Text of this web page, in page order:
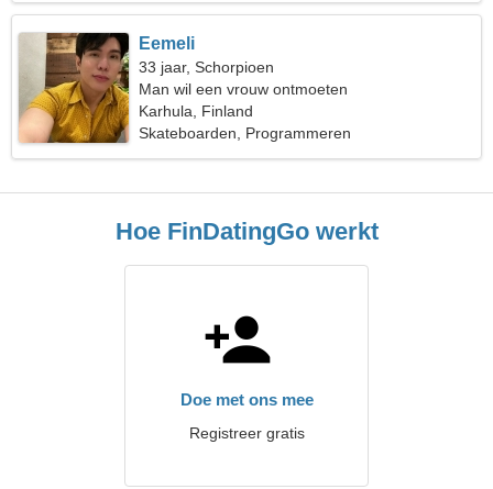
Eemeli
33 jaar, Schorpioen
Man wil een vrouw ontmoeten
Karhula, Finland
Skateboarden, Programmeren
Hoe FinDatingGo werkt
Doe met ons mee
Registreer gratis